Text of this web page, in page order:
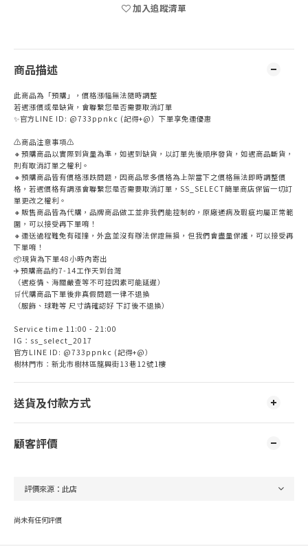
加入追蹤清單
商品描述
此商品為「預購」，價格漲幅無法隨時調整
若遇漲價或是缺貨，會聯繫您是否需要取消訂單
✨官方LINE ID: @733ppnkc (記得+@）下單享免運優惠
⚠️商品注意事項⚠️
🔸預購商品以實際到貨量為準，如遇到缺貨，以訂單先後順序發貨，如遇商品斷貨，
則有取消訂單之權利。
🔸預購商品皆有價格漲跌問題，因商品眾多價格為上架當下之價格無法即時調整價
格，若遇價格有調漲會聯繫您是否需要取消訂單，SS_SELECT簡單商店保留一切訂
單更改之權利。
🔸販售商品皆為代購，品牌商品做工並非我們能控制的，原廠通病及瑕疵均屬正常範
圍，可以接受再下單唷！
🔸運送過程難免有碰撞，外盒並沒有辦法保證無損，但我們會盡量保護，可以接受再
下單唷！
📦現貨為下單48小時內寄出
✈️預購商品約7-14工作天到台灣
（遇疫情、海關嚴查等不可控因素可能延遲）
🛒代購商品下單後非真假問題一律不退換
（服飾、球鞋等 尺寸請確認好 下訂後不退換）
Service time 11:00 - 21:00
IG：ss_select_2017
官方LINE ID: @733ppnkc (記得+@）
樹林門市：新北市樹林區龍興街13巷12號1樓
送貨及付款方式
顧客評價
尚未有任何評價